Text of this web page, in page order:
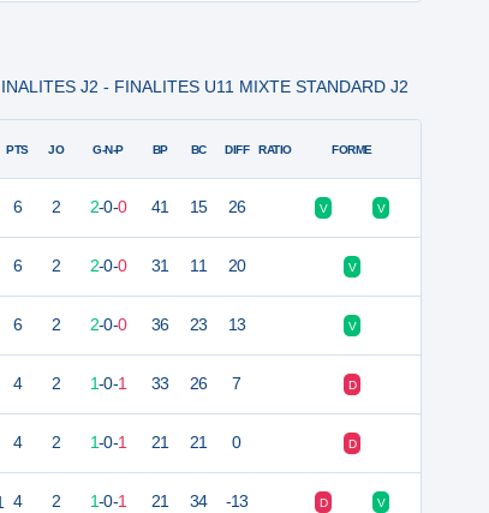
J2 - FINALITES U11 MIXTE STANDARD J2
PTS JO G-N-P BP BC DIFF RATIO FORME
6 2 2-0-0 41 15 26 V V
6 2 2-0-0 31 11 20 V
6 2 2-0-0 36 23 13 V
4 2 1-0-1 33 26 7 D
4 2 1-0-1 21 21 0 D
4 2 1-0-1 21 34 -13 D V